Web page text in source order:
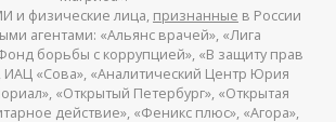
и физические лица, признанные в России
агентами: «Альянс врачей», «Лига
борьбы с коррупцией», «В защиту прав
ИАЦ «Сова», «Аналитический Центр Юрия
«Открытый Петербург», «Открытая
действие», «Феникс плюс», «Агора»,